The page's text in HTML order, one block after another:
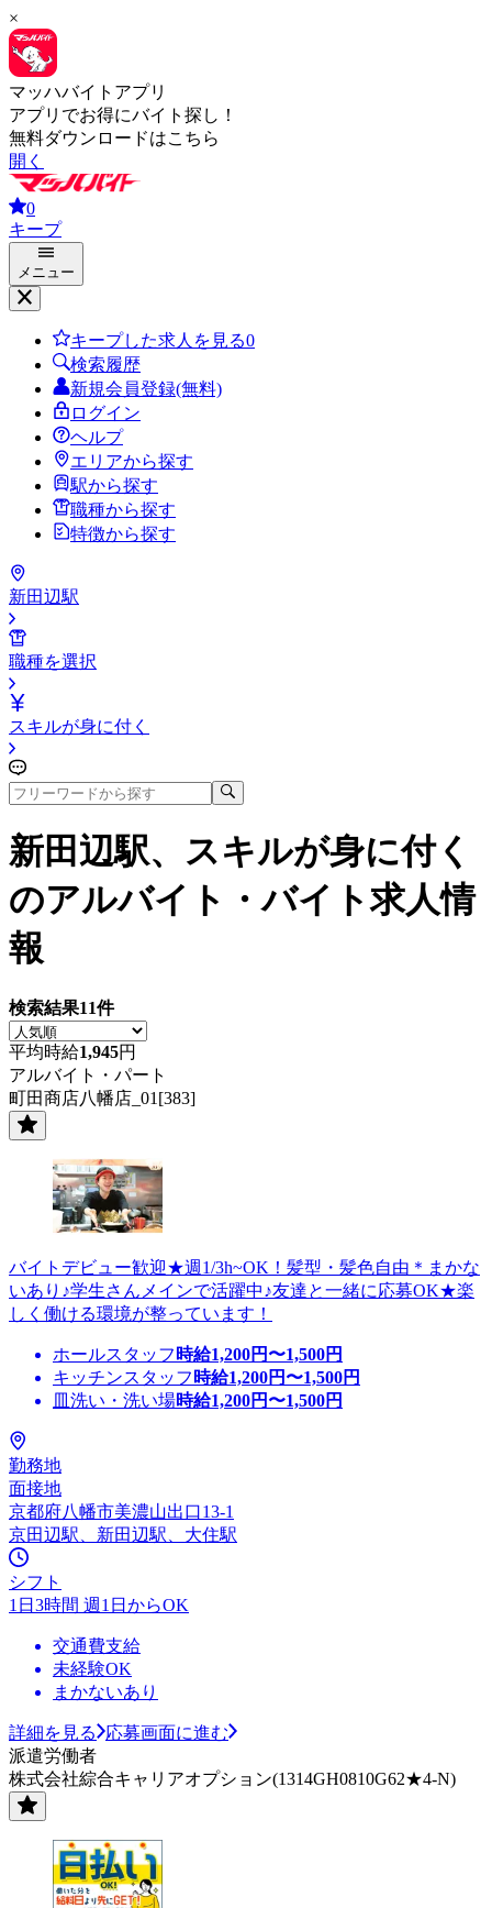
×
マッハバイトアプリ
アプリでお得にバイト探し！
無料ダウンロードはこちら
開く
0
キープ
メニュー
キープした求人を見る0
検索履歴
新規会員登録(無料)
ログイン
ヘルプ
エリアから探す
駅から探す
職種から探す
特徴から探す
新田辺駅
職種を選択
スキルが身に付く
新田辺駅、スキルが身に付く
のアルバイト・バイト求人情
報
検索結果11件
平均時給1,945円
アルバイト・パート
町田商店八幡店_01[383]
バイトデビュー歓迎★週1/3h~OK！髪型・髪色自由＊まかな
いあり♪学生さんメインで活躍中♪友達と一緒に応募OK★楽
しく働ける環境が整っています！
ホールスタッフ 時給1,200円〜1,500円
キッチンスタッフ 時給1,200円〜1,500円
皿洗い・洗い場時給1,200円〜1,500円
勤務地
面接地
京都府八幡市美濃山出口13-1
京田辺駅、新田辺駅、大住駅
シフト
1日3時間 週1日からOK
交通費支給
未経験OK
まかないあり
詳細を見る
応募画面に進む
派遣労働者
株式会社綜合キャリアオプション(1314GH0810G62★4-N)